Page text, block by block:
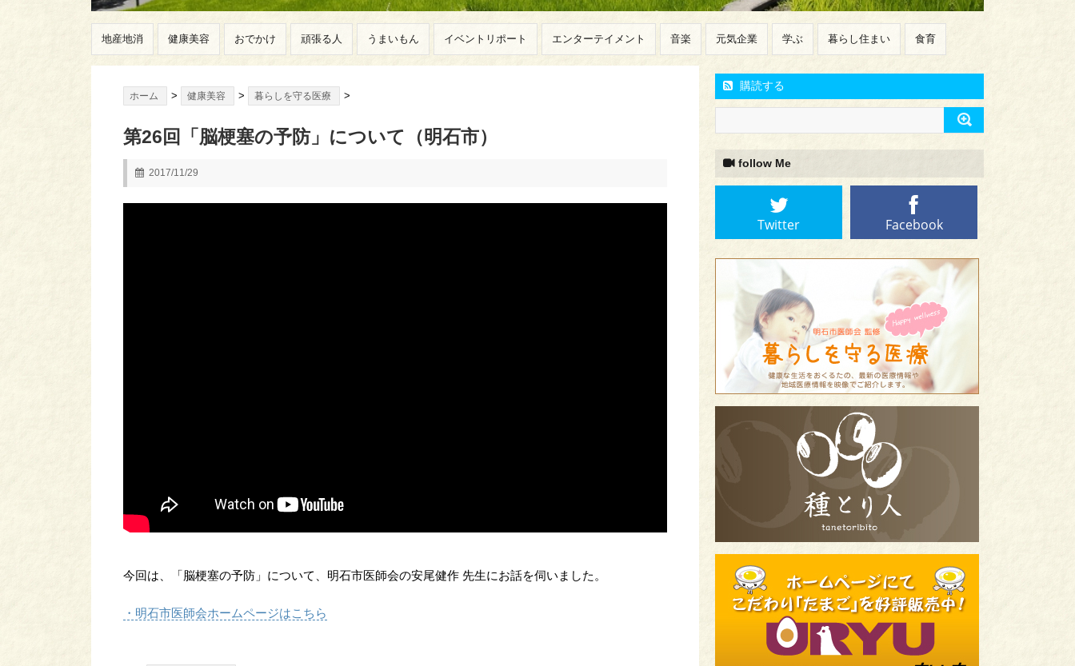
地産地消 健康美容 おでかけ 頑張る人 うまいもん イベントリポート エンターテイメント 音楽 元気企業 学ぶ 暮らし住まい 食育
ホーム > 健康美容 > 暮らしを守る医療 >
第26回「脳梗塞の予防」について（明石市）
2017/11/29
今回は、「脳梗塞の予防」について、明石市医師会の安尾健作 先生にお話を伺いました。
・明石市医師会ホームページはこちら
購読する
follow Me
Twitter Facebook